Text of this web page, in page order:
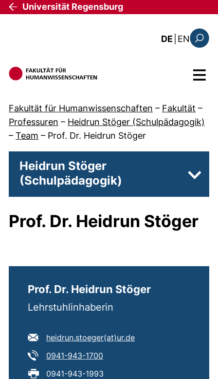
Direkt zum Inhalt
Universität Regensburg
DE EN: this
Menü
Fakultät für Humanwissenschaften – Fakultät –
Professuren – Heidrun Stöger (Schulpädagogik)
– Team – Prof. Dr. Heidrun Stöger
Heidrun Stöger
(Schulpädagogik)
Prof. Dr. Heidrun Stöger
Prof. Dr. Heidrun Stöger
Lehrstuhlinhaberin
E-Mail Adresse:
heidrun.stoeger​(at)​ur.de(öffnet Ihr E-Mail-
Tel:
0941-943-1700
Fax:
0941-943-1993